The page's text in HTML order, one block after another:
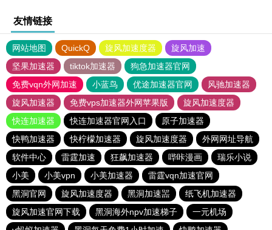
友情链接
网站地图 QuickQ 旋风加速度器
旋风加速
坚果加速器
tiktok加速器
狗急加速器官网
免费vqn外网加速
小蓝鸟 优途加速器官网
风驰加速器
旋风加速器
免费vps加速器外网苹果版
旋风加速度器
快连加速器
快连加速器官网入口
原子加速器
快鸭加速器
快柠檬加速器 旋风加速度器
外网网址导航
软件中心
雷霆加速 狂飙加速器 哔咔漫画
瑞乐小说
小美
小美vpn 小美加速器
雷霆vqn加速官网
黑洞官网
旋风加速度器 黑洞加速噐
纸飞机加速器
旋风加速官网下载
黑洞海外npv加速梯子
一元机场